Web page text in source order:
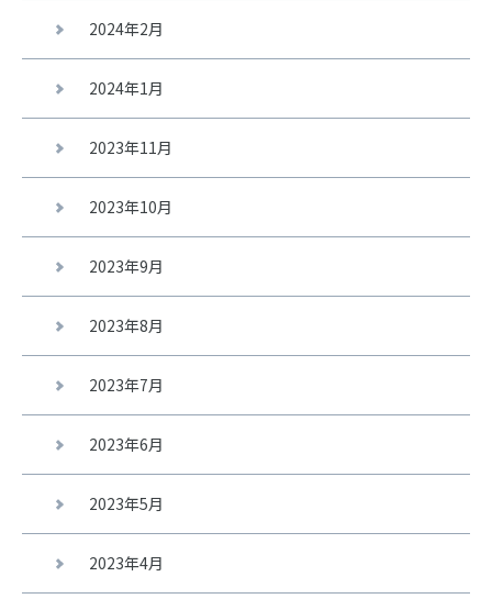
2024年2月
2024年1月
2023年11月
2023年10月
2023年9月
2023年8月
2023年7月
2023年6月
2023年5月
2023年4月